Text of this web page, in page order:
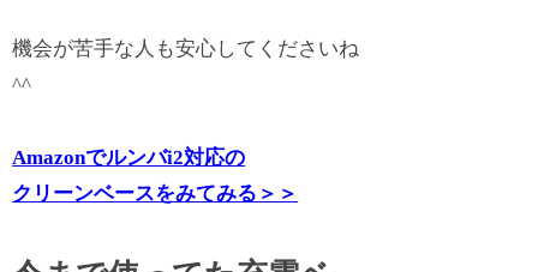
機会が苦手な人も安心してくださいね
^^
Amazonでルンバi2対応の
クリーンベースをみてみる＞＞